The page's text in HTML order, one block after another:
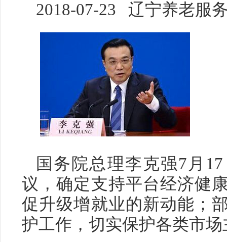
2018-07-23 辽宁养老服
国务院总理李克强7月
议，确定支持平台经济健
促升级增就业的新动能；
护工作，切实保护各类市